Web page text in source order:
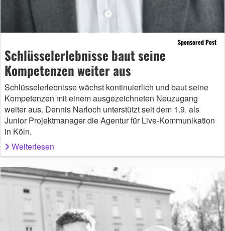
Sponsored Post
Schlüsselerlebnisse baut seine
Kompetenzen weiter aus
Schlüsselerlebnisse wächst kontinuierlich und baut seine
Kompetenzen mit einem ausgezeichneten Neuzugang
weiter aus. Dennis Narloch unterstützt seit dem 1.9. als
Junior Projektmanager die Agentur für Live-Kommunikation
in Köln.
Weiterlesen